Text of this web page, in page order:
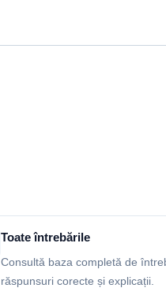
Toate întrebările
Consultă baza completă de
răspunsuri corecte și explicații.